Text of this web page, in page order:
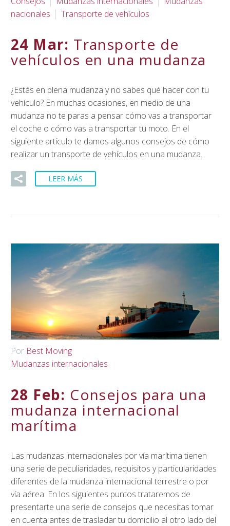
nacionales
Transporte de vehículos
24 Mar: Transporte de
vehículos en una mudanza
¿Estás en plena mudanza y no sabes qué hacer con tu
vehículo? En muchas ocasiones, en medio de una
mudanza no te paras a pensar cómo vas a transportar
el coche o cómo vas a transportar tu moto. En el
siguiente artículo te damos algunos consejos de cómo
realizar un transporte de vehículos en una mudanza.
LEER MÁS
Por Best Moving
Mudanzas internacionales
28 Feb: Consejos para una
mudanza internacional
marítima
Las mudanzas internacionales por vía marítima tienen
una serie de peculiaridades, requisitos y particularidades
diferentes de la mudanza internacional terrestre o por
vía aérea. En los siguientes puntos trataremos de
presentarte una serie de consejos que necesitas tomar
en cuenta antes de trasladar tu domicilio al otro lado del